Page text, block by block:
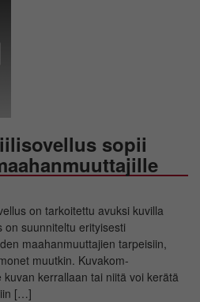
sopii
on tarkoitettu avuksi kuvilla
on suunniteltu erityisesti
maahanmuuttajien tarpeisiin,
muutkin. Kuvakom-
kerrallaan tai niitä voi kerätä
[…]